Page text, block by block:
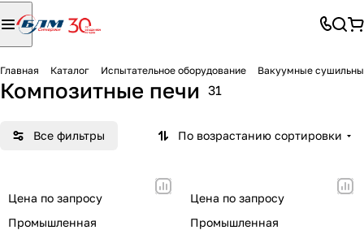
Главная Каталог Испытательное оборудование Вакуумные
Композитные печи 31
Все фильтры По возрастанию сортировки
Цена по запросу
Промышленная
Цена по запросу
Промышленная